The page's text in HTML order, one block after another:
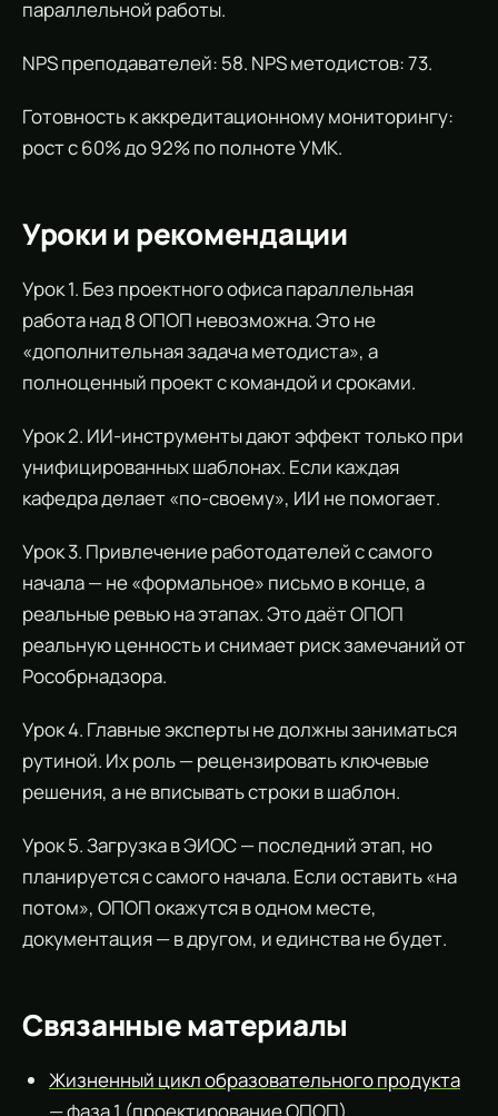
параллельной работы.
NPS преподавателей: 58. NPS методистов: 73.
Готовность к аккредитационному мониторингу:
рост с 60% до 92% по полноте УМК.
Уроки и рекомендации
Урок 1. Без проектного офиса параллельная
работа над 8 ОПОП невозможна. Это не
«дополнительная задача методиста», а
полноценный проект с командой и сроками.
Урок 2. ИИ-инструменты дают эффект только при
унифицированных шаблонах. Если каждая
кафедра делает «по-своему», ИИ не помогает.
Урок 3. Привлечение работодателей с самого
начала — не «формальное» письмо в конце, а
реальные ревью на этапах. Это даёт ОПОП
реальную ценность и снимает риск замечаний от
Рособрнадзора.
Урок 4. Главные эксперты не должны заниматься
рутиной. Их роль — рецензировать ключевые
решения, а не вписывать строки в шаблон.
Урок 5. Загрузка в ЭИОС — последний этап, но
планируется с самого начала. Если оставить «на
потом», ОПОП окажутся в одном месте,
документация — в другом, и единства не будет.
Связанные материалы
Жизненный цикл образовательного продукта